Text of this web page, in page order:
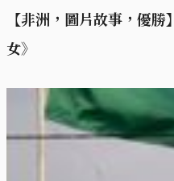
【非洲，圖片故事，優
女》